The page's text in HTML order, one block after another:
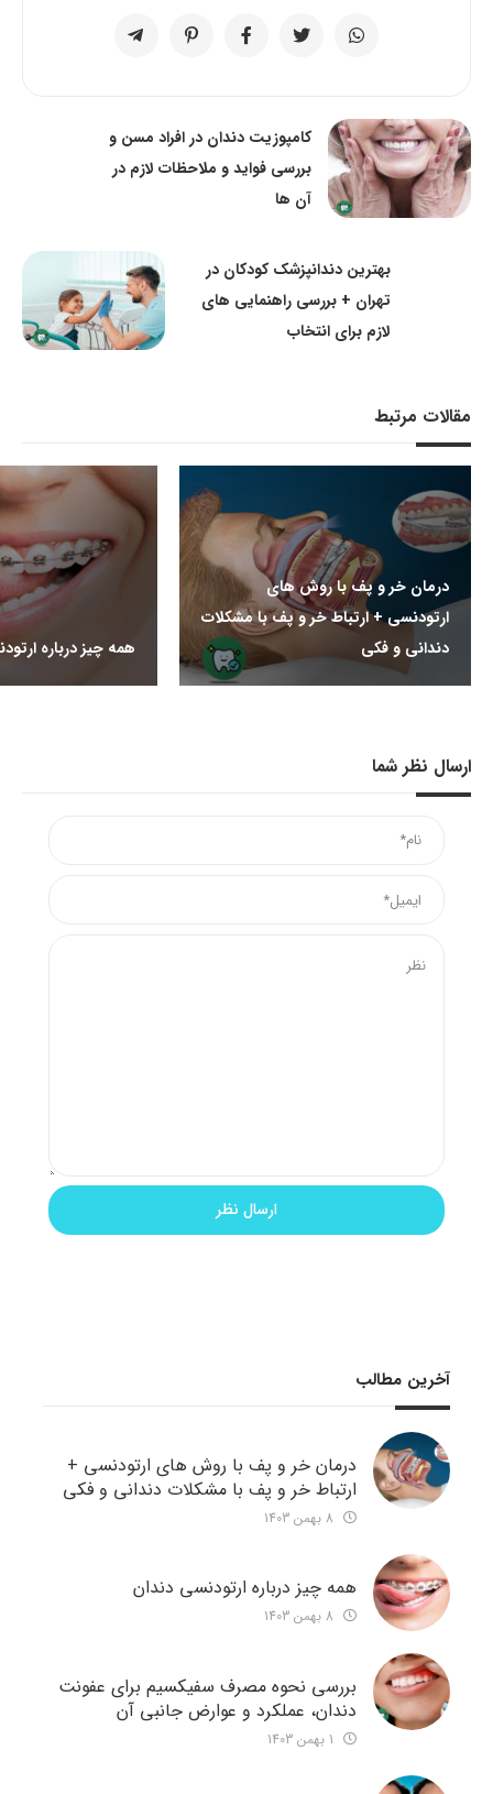
کامپوزیت دندان در افراد مسن و
بررسی فواید و ملاحظات لازم در
آن ها
بهترین دندانپزشک کودکان در
تهران + بررسی راهنمایی های
لازم برای انتخاب
مقالات مرتبط
درمان خر و پف با روش های
ارتودنسی + ارتباط خر و پف با مشکلات
دندانی و فکی
همه چیز درباره
ارسال نظر شما
آخرین مطالب
درمان خر و پف با روش های ارتودنسی +
ارتباط خر و پف با مشکلات دندانی و فکی
همه چیز درباره ارتودنسی دندان
بررسی نحوه مصرف سفیکسیم برای عفونت
دندان، عملکرد و عوارض جانبی آن